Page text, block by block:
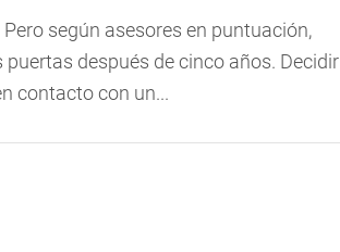
según asesores en puntuación,
después de cinco años. Decidir
contacto con un...